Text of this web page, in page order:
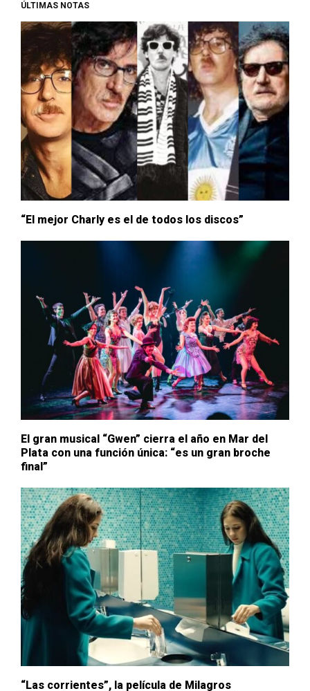
ÚLTIMAS NOTAS
“El mejor Charly es el de todos los discos”
El gran musical “Gwen” cierra el año en Mar del
Plata con una función única: “es un gran broche
final”
“Las corrientes”, la película de Milagros